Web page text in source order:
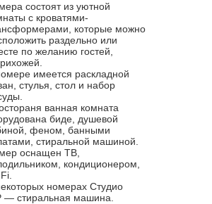
состоят из уютной
с кроватями-
которые можно
раздельно или
по желанию гостей,
имеется раскладной
стулья, стол и набор
ванная комната
биде, душевой
феном, банными
стиральной машиной.
оснащен ТВ,
кондиционером,
номерах Студио
— стиральная машина.